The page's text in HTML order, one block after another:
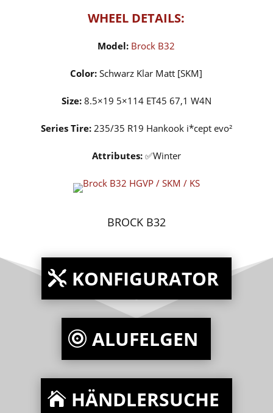
WHEEL DETAILS:
Model: Brock B32
Color: Schwarz Klar Matt [SKM]
Size: 8.5×19 5×114 ET45 67,1 W4N
Series Tire: 235/35 R19 Hankook i*cept evo²
Attributes:✅Winter
BROCK B32
KONFIGURATOR
ALUFELGEN
HÄNDLERSUCHE